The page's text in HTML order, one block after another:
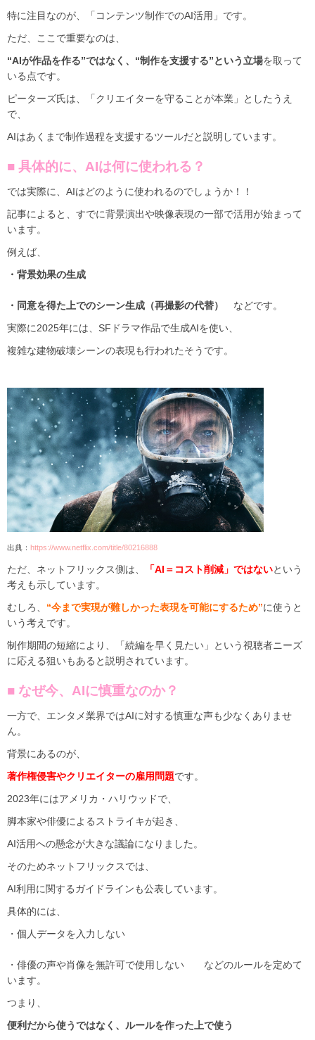
特に注目なのが、「コンテンツ制作でのAI活用」です。
ただ、ここで重要なのは、
“AIが作品を作る”ではなく、“制作を支援する”という立場を取って
いる点です。
ピーターズ氏は、「クリエイターを守ることが本業」としたうえ
で、
AIはあくまで制作過程を支援するツールだと説明しています。
■ 具体的に、AIは何に使われる？
では実際に、AIはどのように使われるのでしょうか！！
記事によると、すでに背景演出や映像表現の一部で活用が始まって
います。
例えば、
・背景効果の生成
・同意を得た上でのシーン生成（再撮影の代替）
などです。
実際に2025年には、SFドラマ作品で生成AIを使い、
複雑な建物破壊シーンの表現も行われたそうです。
出典： https://www.netflix.com/title/80216888
ただ、ネットフリックス側は、 「AI＝コスト削減」ではないという
考えも示しています。
むしろ、 “今まで実現が難しかった表現を可能にするため”に使うと
いう考えです。
制作期間の短縮により、「続編を早く見たい」という視聴者ニーズ
に応える狙いもあると説明されています。
■ なぜ今、AIに慎重なのか？
一方で、エンタメ業界ではAIに対する慎重な声も少なくありませ
ん。
背景にあるのが、
著作権侵害やクリエイターの雇用問題です。
2023年にはアメリカ・ハリウッドで、
脚本家や俳優によるストライキが起き、
AI活用への懸念が大きな議論になりました。
そのためネットフリックスでは、
AI利用に関するガイドラインも公表しています。
具体的には、
・個人データを入力しない
・俳優の声や肖像を無許可で使用しない などのルールを定めて
います。
つまり、
便利だから使うではなく、ルールを作った上で使う